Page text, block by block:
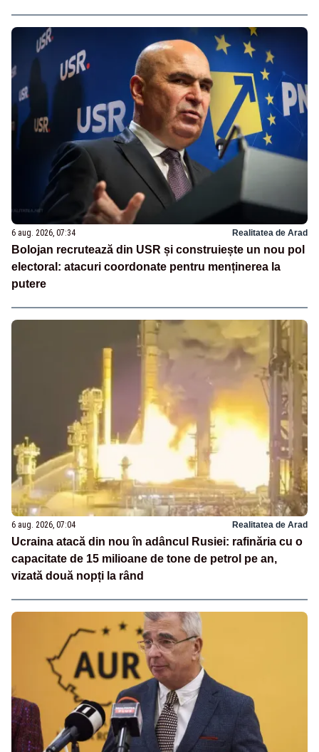
6 aug. 2026, 07:34 Realitatea de Arad
Bolojan recrutează din USR și construiește un nou pol
electoral: atacuri coordonate pentru menținerea la
putere
6 aug. 2026, 07:04 Realitatea de Arad
Ucraina atacă din nou în adâncul Rusiei: rafinăria cu o
capacitate de 15 milioane de tone de petrol pe an,
vizată două nopți la rând